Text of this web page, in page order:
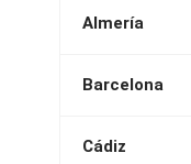
Almería
Barcelona
Cádiz